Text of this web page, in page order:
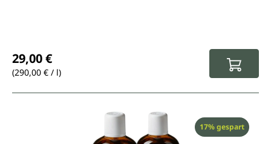
29,00 €
(290,00 € / l)
Rabatt
17% gespart